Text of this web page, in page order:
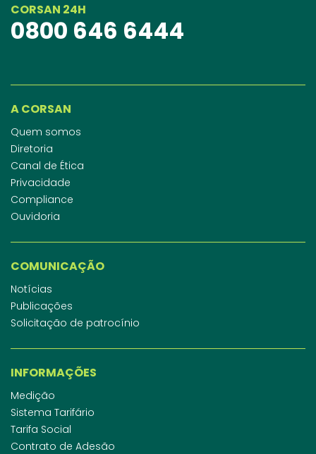
CORSAN 24H
0800 646 6444
A CORSAN
Quem somos
Diretoria
Canal de Ética
Privacidade
Compliance
Ouvidoria
COMUNICAÇÃO
Notícias
Publicações
Solicitação de patrocínio
INFORMAÇÕES
Medição
Sistema Tarifário
Tarifa Social
Contrato de Adesão